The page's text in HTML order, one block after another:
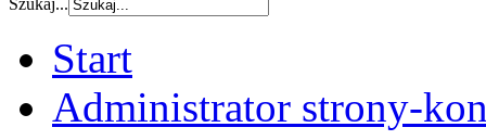
Start
Administrator strony-